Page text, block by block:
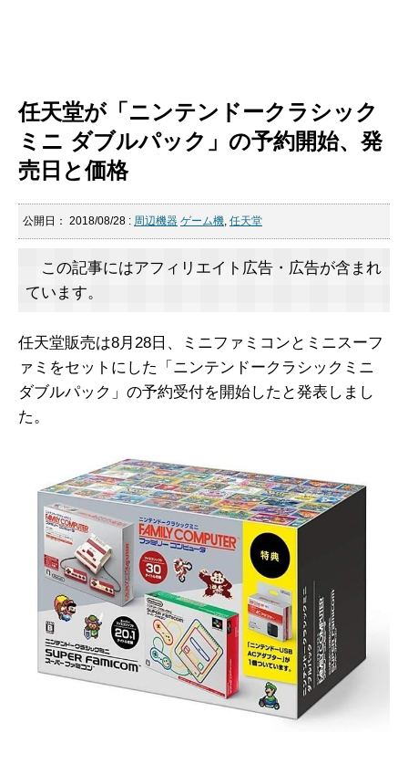
任天堂が「ニンテンドークラシック
ミニ ダブルパック」の予約開始、発
売日と価格
公開日： 2018/08/28 : 周辺機器 ゲーム機, 任天堂
この記事にはアフィリエイト広告・広告が含まれ
ています。
任天堂販売は8月28日、ミニファミコンとミニスーフ
ァミをセットにした「ニンテンドークラシックミニ
ダブルパック」の予約受付を開始したと発表しまし
た。